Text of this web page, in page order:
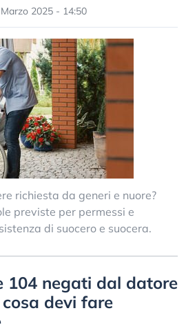
2025 - 14:50
richiesta da generi e nuore?
previste per permessi e
di suocero e suocera.
104 negati dal datore
devi fare